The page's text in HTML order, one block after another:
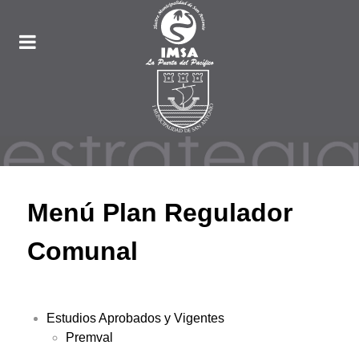
Menú Plan Regulador
Comunal
Estudios Aprobados y Vigentes
Premval